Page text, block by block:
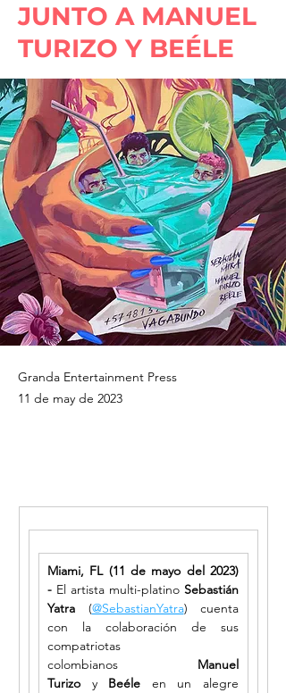
JUNTO A MANUEL
TURIZO Y BEÉLE
Granda Entertainment Press
11 de may de 2023
Miami, FL (11 de mayo del 2023)
- El artista multi-platino Sebastián
Yatra (@SebastianYatra) cuenta
con la colaboración de sus
compatriotas
colombianos Manuel
Turizo y Beéle en un alegre